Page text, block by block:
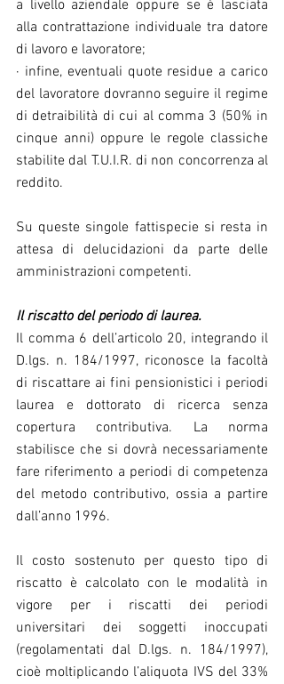
a livello aziendale oppure se è lasciata
alla contrattazione individuale tra datore
di lavoro e lavoratore;
· infine, eventuali quote residue a carico
del lavoratore dovranno seguire il regime
di detraibilità di cui al comma 3 (50% in
cinque anni) oppure le regole classiche
stabilite dal T.U.I.R. di non concorrenza al
reddito.
Su queste singole fattispecie si resta in
attesa di delucidazioni da parte delle
amministrazioni competenti.
Il riscatto del periodo di laurea.
Il comma 6 dell’articolo 20, integrando il
D.lgs. n. 184/1997, riconosce la facoltà
di riscattare ai fini pensionistici i periodi
laurea e dottorato di ricerca senza
copertura contributiva. La norma
stabilisce che si dovrà necessariamente
fare riferimento a periodi di competenza
del metodo contributivo, ossia a partire
dall’anno 1996.
Il costo sostenuto per questo tipo di
riscatto è calcolato con le modalità in
vigore per i riscatti dei periodi
universitari dei soggetti inoccupati
(regolamentati dal D.lgs. n. 184/1997),
cioè moltiplicando l’aliquota IVS del 33%